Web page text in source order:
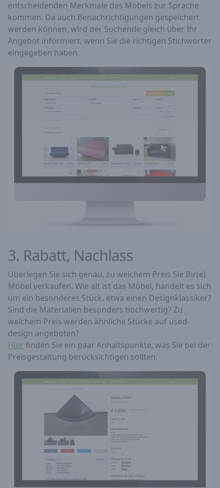
entscheidenden Merkmale des Möbels zur Sprache
kommen. Da auch Benachrichtigungen gespeichert
werden können, wird der Suchende gleich über Ihr
Angebot informiert, wenn Sie die richtigen Stichwörter
eingegeben haben.
3. Rabatt, Nachlass
Überlegen Sie sich genau, zu welchem Preis Sie Ihr(e)
Möbel verkaufen. Wie alt ist das Möbel, handelt es sich
um ein besonderes Stück, etwa einen Designklassiker?
Sind die Materialien besonders hochwertig? Zu
welchem Preis werden ähnliche Stücke auf used-
design angeboten?
Hier finden Sie ein paar Anhaltspunkte, was Sie bei der
Preisgestaltung berücksichtigen sollten.